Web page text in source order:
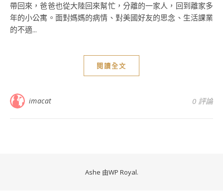
帶回來，爸爸也從大陸回來幫忙，分離的一家人，回到離家多
年的小公寓。面對媽媽的病情、對美國好友的思念、生活課業
的不適...
閱讀全文
imacat 0 評論
Ashe 由WP Royal.